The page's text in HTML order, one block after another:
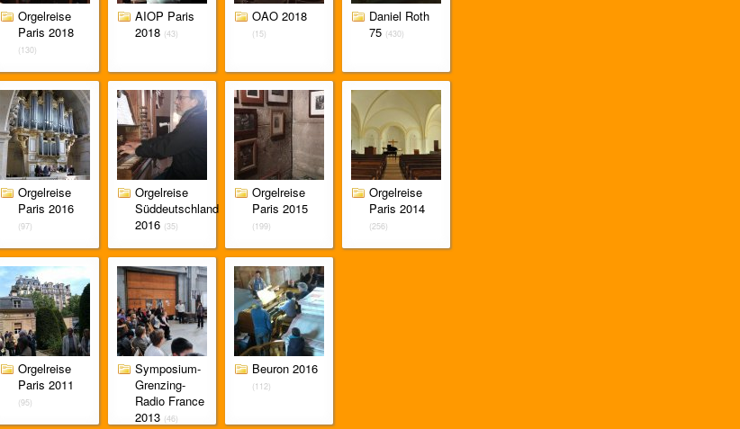
Orgelreise
Paris 2018
(130)
AIOP Paris
2018 (43)
OAO 2018
(15)
Daniel Roth
75 (430)
Orgelreise
Paris 2016
(97)
Orgelreise
Süddeutschland
2016 (35)
Orgelreise
Paris 2015
(199)
Orgelreise
Paris 2014
(256)
Orgelreise
Paris 2011
(95)
Symposium-
Grenzing-
Radio France
2013 (46)
Beuron 2016
(112)